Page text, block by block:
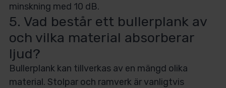
minskning med 10 dB.
5. Vad består ett bullerplank av
och vilka material absorberar
ljud?
Bullerplank kan tillverkas av en mängd olika
material. Stolpar och ramverk är vanligtvis